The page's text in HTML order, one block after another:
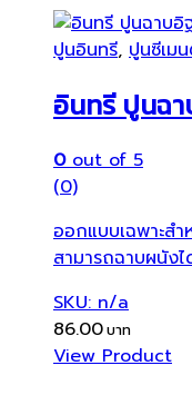
ปูนอินทรี, ปูนซีเม
อินทรี ปูนฉา
0out of 5
(0)
ออกแบบเฉพาะส
สามารถฉาบผนัง
SKU: n/a
86.00
View Product